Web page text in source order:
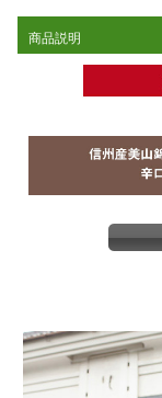
商品説明